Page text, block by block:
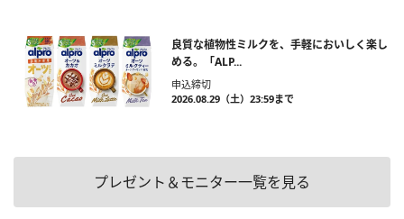
良質な植物性ミルクを、手軽においしく楽し
める。「ALP...
申込締切
2026.08.29（土）23:59まで
プレゼント＆モニター一覧を見る